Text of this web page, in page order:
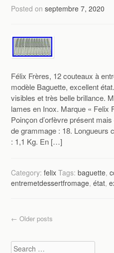
Posted onseptembre 7, 2020
Félix Frères, 12 couteaux à
modèle Baguette, excellent
visibles et très belle brillance.
lames en Inox. Marque « Felix
Poinçon d’orfèvre présent
de grammage : 18. Longueurs
: 1,1 Kg. En […]
Category:felix Tags:baguette,
entremetdessertfromage,état,
Post
← Older posts
Search